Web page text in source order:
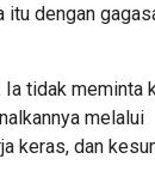
itu dengan
Ia tidak meminta
melalui
keras, dan